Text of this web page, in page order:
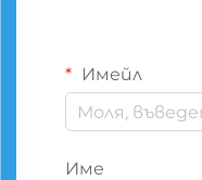
Имейл
Име